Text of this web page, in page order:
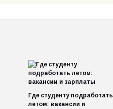
Где студенту подработать
летом: вакансии и